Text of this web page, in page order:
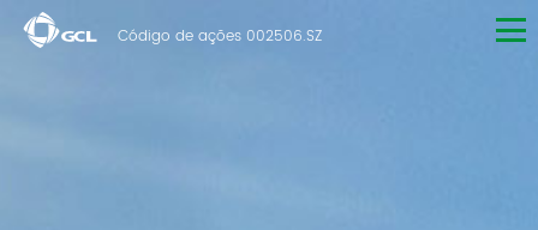
Código de ações 002506.SZ